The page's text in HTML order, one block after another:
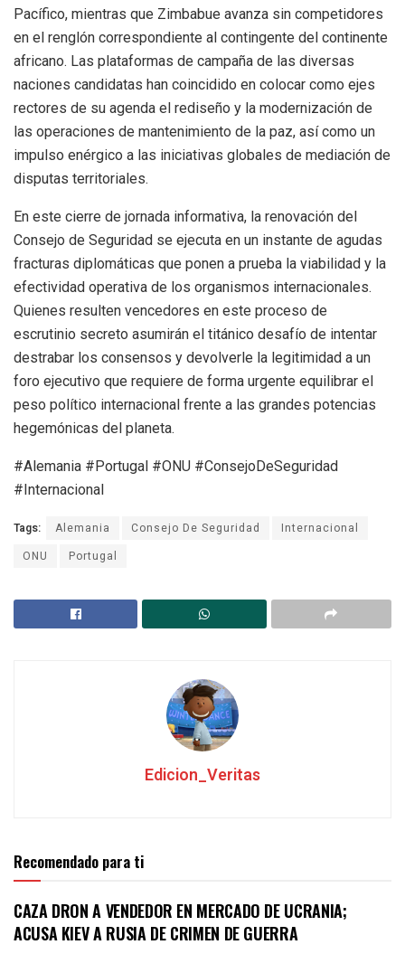
Pacífico, mientras que Zimbabue avanza sin competidores
en el renglón correspondiente al contingente del continente
africano. Las plataformas de campaña de las diversas
naciones candidatas han coincidido en colocar como ejes
rectores de su agenda el rediseño y la modernización de
las operaciones de mantenimiento de la paz, así como un
impulso enérgico a las iniciativas globales de mediación de
disputas territoriales.
En este cierre de jornada informativa, la renovación del
Consejo de Seguridad se ejecuta en un instante de agudas
fracturas diplomáticas que ponen a prueba la viabilidad y la
efectividad operativa de los organismos internacionales.
Quienes resulten vencedores en este proceso de
escrutinio secreto asumirán el titánico desafío de intentar
destrabar los consensos y devolverle la legitimidad a un
foro ejecutivo que requiere de forma urgente equilibrar el
peso político internacional frente a las grandes potencias
hegemónicas del planeta.
#Alemania #Portugal #ONU #ConsejoDeSeguridad
#Internacional
Tags: Alemania Consejo De Seguridad
Internacional
ONU
Portugal
Edicion_Veritas
Recomendado para ti
CAZA DRON A VENDEDOR EN MERCADO DE UCRANIA;
ACUSA KIEV A RUSIA DE CRIMEN DE GUERRA